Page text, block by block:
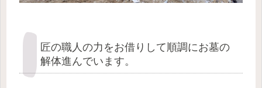
匠の職人の力をお借りして順調にお墓の
解体進んでいます。